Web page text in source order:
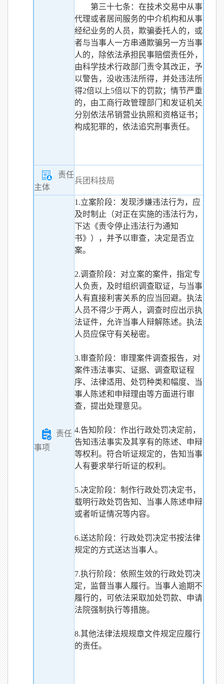
第三十七条：在技术交易中从事
代理或者居间服务的中介机构和从事
经纪业务的人员，欺骗委托人的，或
者与当事人一方串通欺骗另一方当事
人的，除依法承担民事赔偿责任外，
由科学技术行政部门责令其改正，予
以警告，没收违法所得，并处违法所
得2倍以上5倍以下的罚款；情节严重
的，由工商行政管理部门和发证机关
分别依法吊销营业执照和资格证书；
构成犯罪的，依法追究刑事责任。
责任
主体
兵团科技局
责任
事项
1.立案阶段：发现涉嫌违法行为，应
及时制止（对正在实施的违法行为，
下达《责令停止违法行为通知
书》），并予以审查，决定是否立
案。
2.调查阶段：对立案的案件，指定专
人负责，及时组织调查取证，与当事
人有直接利害关系的应当回避。执法
人员不得少于两人，调查时应出示执
法证件，允许当事人辩解陈述。执法
人员应保守有关秘密。
3.审查阶段：审理案件调查报告，对
案件违法事实、证据、调查取证程
序、法律适用、处罚种类和幅度、当
事人陈述和申辩理由等方面进行审
查，提出处理意见。
4.告知阶段：作出行政处罚决定前，
告知违法事实及其享有的陈述、申辩
等权利。符合听证规定的，告知当事
人有要求举行听证的权利。
5.决定阶段：制作行政处罚决定书，
载明行政处罚告知、当事人陈述申辩
或者听证情况等内容。
6.送达阶段：行政处罚决定书按法律
规定的方式送达当事人。
7.执行阶段：依照生效的行政处罚决
定，监督当事人履行。当事人逾期不
履行的，可依法采取加处罚款、申请
法院强制执行等措施。
8.其他法律法规规章文件规定应履行
的责任。